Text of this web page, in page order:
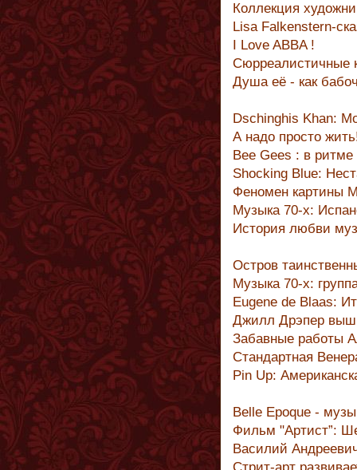
Коллекция
Lisa Falkenstern-
I Love ABBA !
Сюрреалистичные
Душа её - как
Dschinghis Khan:
А надо просто
Bee Gees : в ритме
Shocking Blue:
Феномен картины
Музыка 70-х:
История любви
Остров
Музыка 70-х:
Eugene de Blaas:
Джилл Дрэпер
Забавные работы
Стандартная
Pin Up:
Belle Epoque -
Фильм "Артист”:
Василий